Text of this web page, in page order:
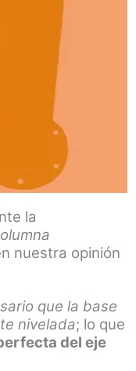
la
nuestra opinión
que la base
nivelada; lo que
del eje